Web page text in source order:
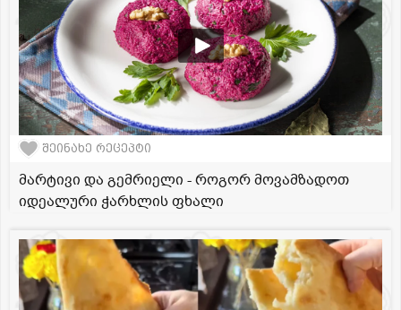
შეინახე რეცეპტი
მარტივი და გემრიელი - როგორ მოვამზადოთ
იდეალური ჭარხლის ფხალი